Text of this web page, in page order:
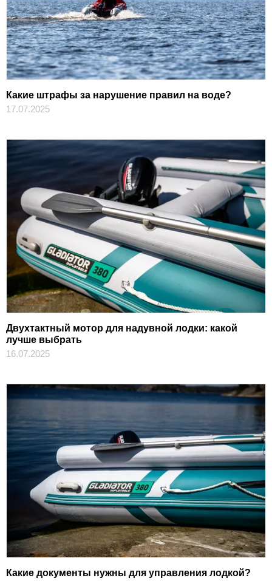
Какие штрафы за нарушение правил на воде?
17.07.2025
Двухтактный мотор для надувной лодки: какой
лучше выбрать
16.07.2025
Какие документы нужны для управления лодкой?